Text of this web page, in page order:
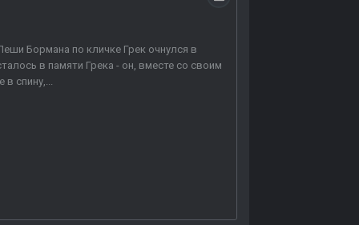
Бормана по кличке Грек очнулся в
в памяти Грека - он, вместе со своим
спину,...